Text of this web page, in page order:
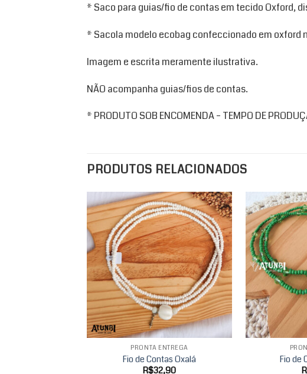
* Saco para guias/fio de contas em tecido Oxford,
* Sacola modelo ecobag confeccionado em oxford
Imagem e escrita meramente ilustrativa.
NÃO acompanha guias/fios de contas.
* PRODUTO SOB ENCOMENDA – TEMPO DE
PRODUTOS RELACIONADOS
Add to
wishlist
PRONTA ENTREGA
Fio de Contas Oxalá
R$32,90
Fio de